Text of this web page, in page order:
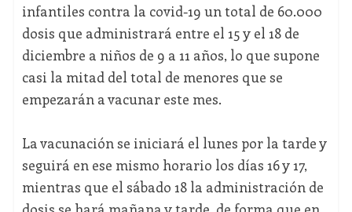
infantiles contra la covid-19 un total de 60.000
dosis que administrará entre el 15 y el 18 de
diciembre a niños de 9 a 11 años, lo que supone
casi la mitad del total de menores que se
empezarán a vacunar este mes.
La vacunación se iniciará el lunes por la tarde y
seguirá en ese mismo horario los días 16 y 17,
mientras que el sábado 18 la administración de